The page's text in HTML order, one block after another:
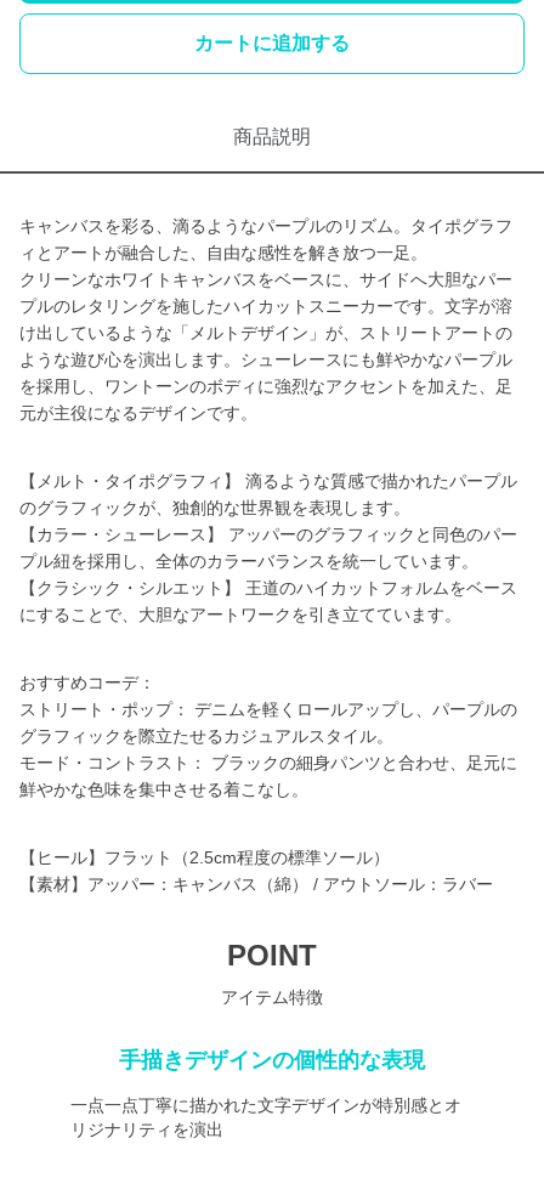
カートに追加する
商品説明
キャンバスを彩る、滴るようなパープルのリズム。タイポグラフ
ィとアートが融合した、自由な感性を解き放つ一足。
クリーンなホワイトキャンバスをベースに、サイドへ大胆なパー
プルのレタリングを施したハイカットスニーカーです。文字が溶
け出しているような「メルトデザイン」が、ストリートアートの
ような遊び心を演出します。シューレースにも鮮やかなパープル
を採用し、ワントーンのボディに強烈なアクセントを加えた、足
元が主役になるデザインです。
【メルト・タイポグラフィ】 滴るような質感で描かれたパープル
のグラフィックが、独創的な世界観を表現します。
【カラー・シューレース】 アッパーのグラフィックと同色のパー
プル紐を採用し、全体のカラーバランスを統一しています。
【クラシック・シルエット】 王道のハイカットフォルムをベース
にすることで、大胆なアートワークを引き立てています。
おすすめコーデ：
ストリート・ポップ： デニムを軽くロールアップし、パープルの
グラフィックを際立たせるカジュアルスタイル。
モード・コントラスト： ブラックの細身パンツと合わせ、足元に
鮮やかな色味を集中させる着こなし。
【ヒール】フラット（2.5cm程度の標準ソール）
【素材】アッパー：キャンバス（綿） / アウトソール：ラバー
POINT
アイテム特徴
手描きデザインの個性的な表現
一点一点丁寧に描かれた文字デザインが特別感とオ
リジナリティを演出